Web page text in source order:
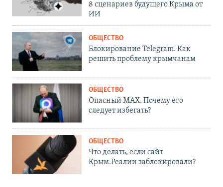
8 сценариев будущего Крыма от
ИИ
ОБЩЕСТВО
Блокирование Telegram. Как
решить проблему крымчанам
ОБЩЕСТВО
Опасный MAX. Почему его
следует избегать?
ОБЩЕСТВО
Что делать, если сайт
Крым.Реалии заблокировали?